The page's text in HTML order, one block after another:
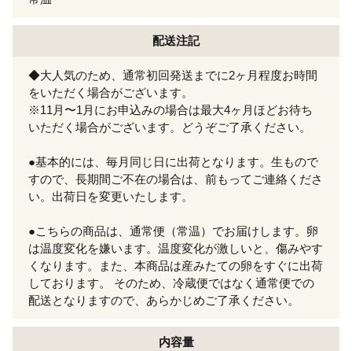
配送注記
◆大人気のため、通常初回発送までに2ヶ月程度お時間
をいただく場合がございます。
※11月〜1月にお申込みの場合は最大4ヶ月ほどお待ち
いただく場合がございます。どうぞご了承ください。
●基本的には、毎月同じ日に出荷となります。生もので
すので、長期間ご不在の場合は、前もってご連絡くださ
い。出荷日を変更いたします。
●こちらの商品は、通常便（常温）でお届けします。卵
は温度変化を嫌います。温度変化が激しいと、傷みやす
くなります。また、本商品は産みたての卵をすぐに出荷
しております。 そのため、冷蔵便ではなく通常便での
配送となりますので、あらかじめご了承ください。
内容量